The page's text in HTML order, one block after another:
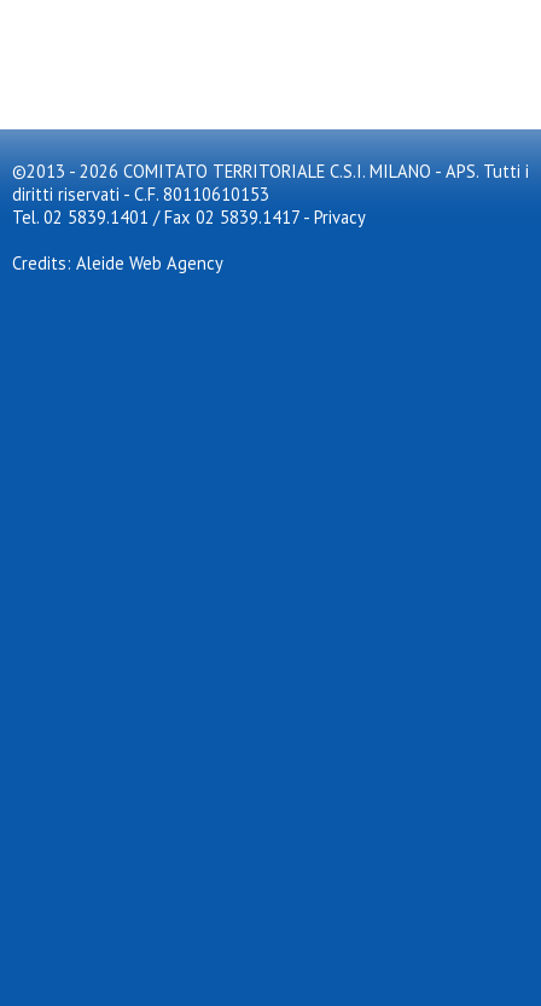
©2013 - 2026 COMITATO TERRITORIALE C.S.I. MILANO - APS. Tutti i
diritti riservati - C.F. 80110610153
Tel. 02 5839.1401 / Fax 02 5839.1417 - Privacy
Credits: Aleide Web Agency